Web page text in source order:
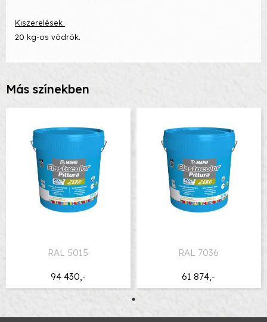
Kiszerelések
20 kg-os vödrök.
Más színekben
94 430,-
RAL 5015
61 874,-
RAL 7036